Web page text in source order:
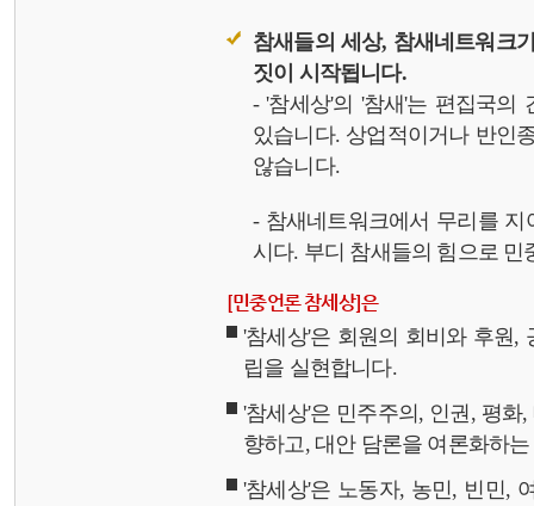
참새들의 세상, 참새네트워크
짓이 시작됩니다.
- '참세상'의 '참새'는 편집국의
있습니다. 상업적이거나 반인
않습니다.
- 참새네트워크에서 무리를
시다. 부디 참새들의 힘으로 민
[민중언론 참세상]은
'참세상'은 회원의 회비와 후원,
립을 실현합니다.
'참세상'은 민주주의, 인권, 평
향하고, 대안 담론을 여론화하
'참세상'은 노동자, 농민, 빈민,